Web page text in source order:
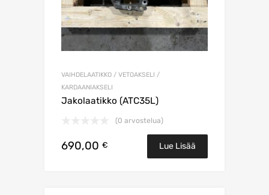
VAIHDELAATIKKO / VETOAKSELI /
KARDAANIAKSELI
Jakolaatikko (ATC35L)
(0 arvostelua)
690,00 € Lue Lisää